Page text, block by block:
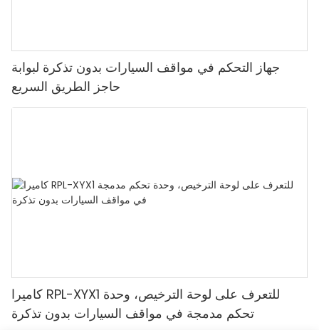
جهاز التحكم في مواقف السيارات بدون تذكرة لبوابة
حاجز الطريق السريع
كاميرا RPL-XYX1 للتعرف على لوحة الترخيص، وحدة
تحكم مدمجة في مواقف السيارات بدون تذكرة